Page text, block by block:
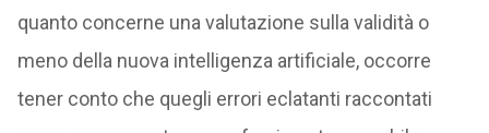
quanto concerne una valutazione sulla validità o
meno della nuova intelligenza artificiale, occorre
tener conto che quegli errori eclatanti raccontati